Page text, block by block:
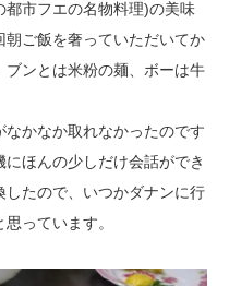
市フエの名物料理)の美味
朝ご飯を奢っていただいてか
ブンとは米粉の麺、ボーは牛
かなか取れなかったのです
ほんの少しだけ会話ができ
たので、いつかダナンに行
っています。